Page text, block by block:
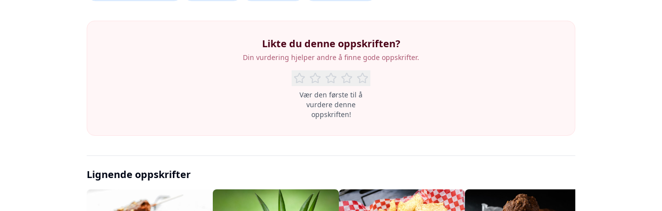
Likte du denne oppskriften?
Din vurdering hjelper andre å finne gode oppskrifter.
Vær den første til å
vurdere denne
oppskriften!
Lignende oppskrifter